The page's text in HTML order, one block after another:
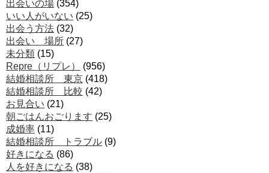
出会いの場 (354)
いい人がいない (25)
出会う方法 (32)
出会い 場所 (27)
未分類 (15)
Repre（リプレ）
(956)
結婚相談所 東京 (418)
結婚相談所 比較 (42)
お見合い (21)
朝ごはんおごります (25)
成婚率 (11)
結婚相談所 トラブル (9)
好きになる (86)
人を好きになる (38)